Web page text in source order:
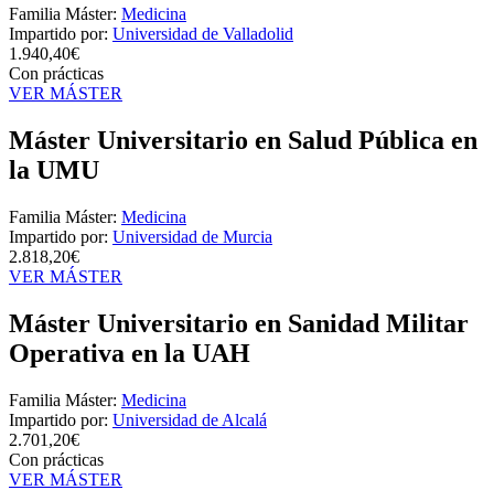
Familia Máster: Medicina
Impartido por: Universidad de Valladolid
1.940,40€
Con prácticas
VER MÁSTER
Máster Universitario en Salud Pública en
la UMU
Familia Máster: Medicina
Impartido por: Universidad de Murcia
2.818,20€
VER MÁSTER
Máster Universitario en Sanidad Militar
Operativa en la UAH
Familia Máster: Medicina
Impartido por: Universidad de Alcalá
2.701,20€
Con prácticas
VER MÁSTER